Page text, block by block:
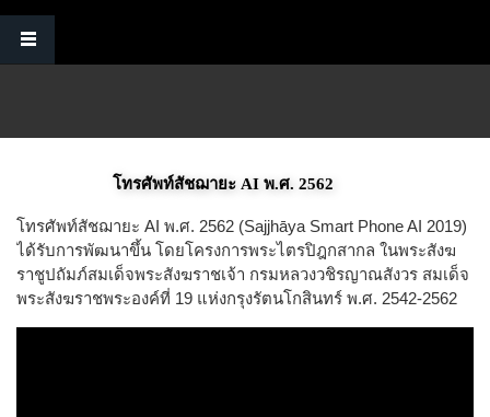
Skip to main content
โทรศัพท์สัชฌายะ AI พ.ศ. 2562
โทรศัพท์สัชฌายะ AI พ.ศ. 2562 (Sajjhāya Smart Phone AI 2019)
ได้รับการพัฒนาขึ้น โดยโครงการพระไตรปิฎกสากล ในพระสังฆ
ราชูปถัมภ์สมเด็จพระสังฆราชเจ้า กรมหลวงวชิรญาณสังวร สมเด็จ
พระสังฆราชพระองค์ที่ 19 แห่งกรุงรัตนโกสินทร์ พ.ศ. 2542-2562